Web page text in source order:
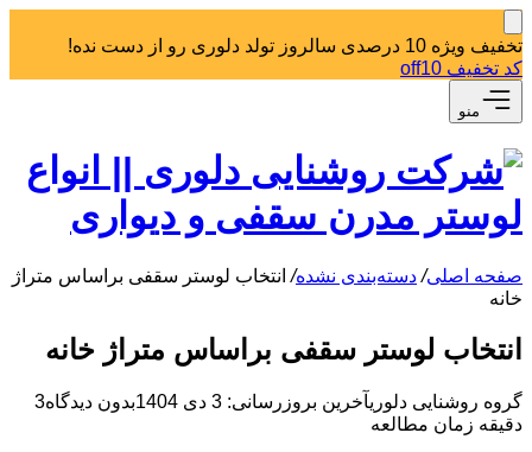
تخفیف ویژه 10 درصدی سالروز تولد دلوری رو از دست نده!
کد تخفیف off10
منو
صفحه اصلی/ دسته‌بندی نشده/ انتخاب لوستر سقفی براساس متراژ
خانه
انتخاب لوستر سقفی براساس متراژ خانه
گروه روشنایی دلوریآخرین بروزرسانی: 3 دی 1404 بدون دیدگاه3
دقیقه زمان مطالعه